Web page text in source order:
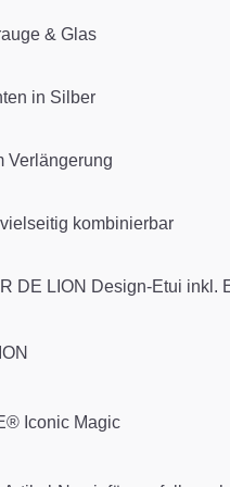
& Glas
in Silber
Verlängerung
kombinierbar
DE LION Design-Etui inkl.
Iconic Magic